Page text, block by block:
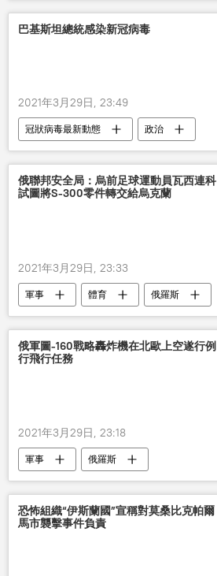
巴基斯坦總統感染新冠病毒
2021年3月29日, 23:49
冠狀病毒最新動態
政治
新型肺炎疫情
巴基斯坦
俄聯邦安全局：烏前足球運動員瓦西連科
試圖將S-300零件轉交給烏克蘭
2021年3月29日, 23:33
軍事 體育 俄羅斯
俄軍圖-160戰略轟炸機在北歐上空遂行例
行飛行任務
2021年3月29日, 23:18
軍事 俄羅斯
恐怖組織“伊斯蘭國”宣稱對莫桑比克帕爾
馬市襲擊事件負責